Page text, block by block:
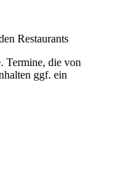
Restaurants
Termine, die von
ggf. ein